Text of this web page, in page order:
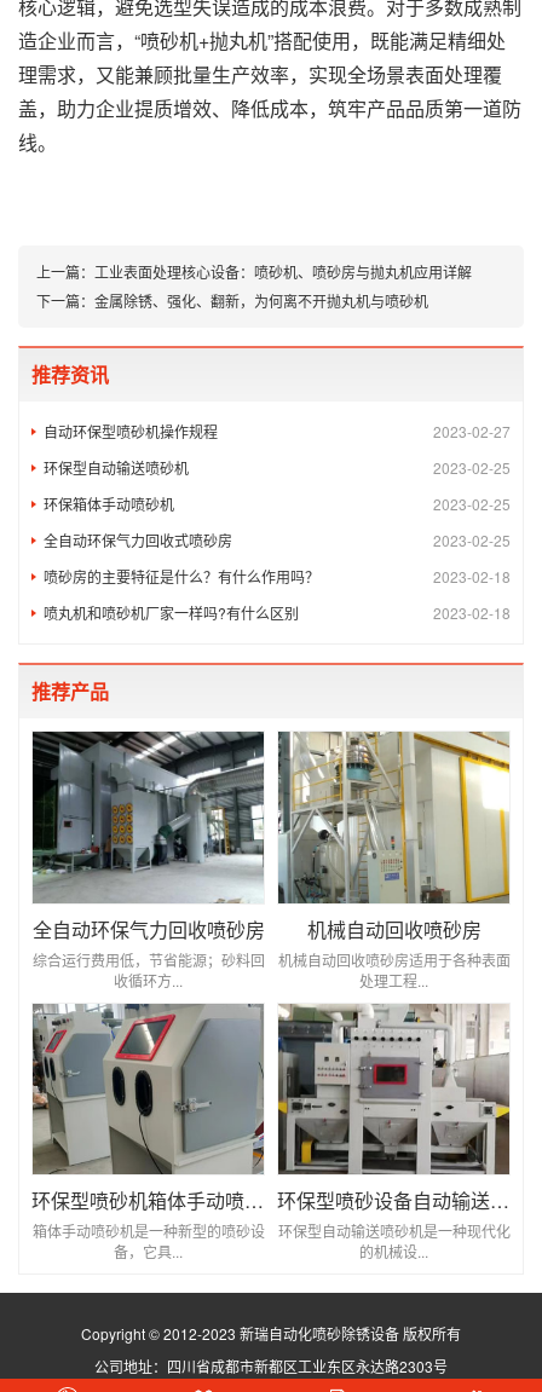
核心逻辑，避免选型失误造成的成本浪费。对于多数成熟制
造企业而言，“喷砂机+抛丸机”搭配使用，既能满足精细处
理需求，又能兼顾批量生产效率，实现全场景表面处理覆
盖，助力企业提质增效、降低成本，筑牢产品品质第一道防
线。
上一篇： 工业表面处理核心设备：喷砂机、喷砂房与抛丸机应用详解
下一篇： 金属除锈、强化、翻新，为何离不开抛丸机与喷砂机
推荐资讯
2023-02-27
自动环保型喷砂机操作规程
2023-02-25
环保型自动输送喷砂机
2023-02-25
环保箱体手动喷砂机
2023-02-25
全自动环保气力回收式喷砂房
2023-02-18
喷砂房的主要特征是什么？有什么作用吗？
2023-02-18
喷丸机和喷砂机厂家一样吗?有什么区别
推荐产品
全自动环保气力回收喷砂房
综合运行费用低，节省能源；砂料回
收循环方...
机械自动回收喷砂房
机械自动回收喷砂房适用于各种表面
处理工程...
环保型喷砂机箱体手动喷砂机
箱体手动喷砂机是一种新型的喷砂设
备，它具...
环保型喷砂设备自动输送喷砂机
环保型自动输送喷砂机是一种现代化
的机械设...
Copyright © 2012-2023 新瑞自动化喷砂除锈设备 版权所有
公司地址：四川省成都市新都区工业东区永达路2303号